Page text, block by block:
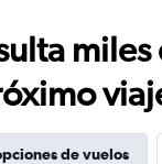
de vuelos